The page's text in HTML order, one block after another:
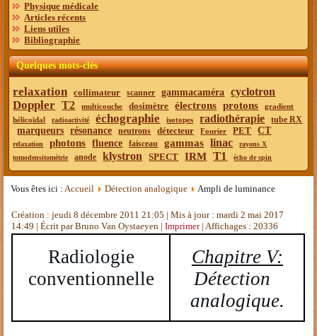
Physique médicale
Articles récents
Liens utiles
Bibliographie
Quelques mots-clés
relaxation collimateur scanner gammacaméra cyclotron
Doppler T2 multicouche dosimètre électrons protons
gradient
hélicoïdal
radioactivité échographie isotopes radiothérapie tube RX
marqueurs résonance neutrons détecteur Fourier PET CT
relaxation photons fluence faisceau gammas linac
rayons X
tomodensitométrie
anode klystron SPECT IRM T1 écho de spin
Vous êtes ici :Accueil Détection analogique Ampli de luminance
Création : jeudi 8 décembre 2011 21:05 |Mis à jour : mardi 2 mai 2017
14:49 |Écrit par Bruno Van Oystaeyen |Imprimer | Affichages : 20336
Radiologie
conventionnelle
Chapitre V:
Détection
analogique.